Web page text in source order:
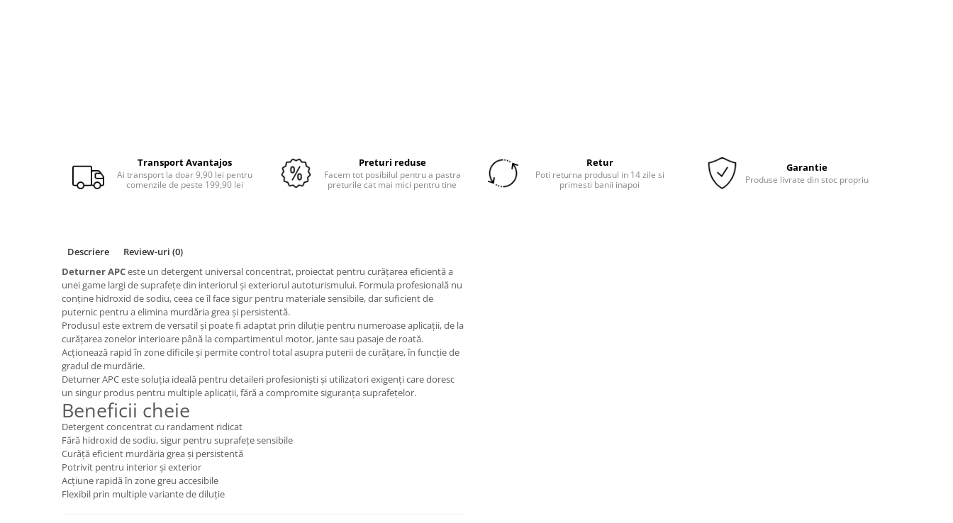
Facebook
Transport Avantajos
Ai transport la doar 9,90 lei pentru
comenzile de peste 199,90 lei
Preturi reduse
Facem tot posibilul pentru a pastra
preturile cat mai mici pentru tine
Retur
Poti returna produsul in 14 zile si
primesti banii inapoi
Garantie
Produse livrate din stoc propriu
Descriere Review-uri (0)
Deturner APCeste un detergent universal concentrat, proiectat pentru curățarea eficientă a
unei game largi de suprafețe din interiorul și exteriorul autoturismului. Formula profesională nu
conține hidroxid de sodiu, ceea ce îl face sigur pentru materiale sensibile, dar suficient de
puternic pentru a elimina murdăria grea și persistentă.
Produsul este extrem de versatil și poate fi adaptat prin diluție pentru numeroase aplicații, de la
curățarea zonelor interioare până la compartimentul motor, jante sau pasaje de roată.
Acționează rapid în zone dificile și permite control total asupra puterii de curățare, în funcție de
gradul de murdărie.
Deturner APC este soluția ideală pentru detaileri profesioniști și utilizatori exigenți care doresc
un singur produs pentru multiple aplicații, fără a compromite siguranța suprafețelor.
Beneficii cheie
Detergent concentrat cu randament ridicat
Fără hidroxid de sodiu, sigur pentru suprafețe sensibile
Curăță eficient murdăria grea și persistentă
Potrivit pentru interior și exterior
Acțiune rapidă în zone greu accesibile
Flexibil prin multiple variante de diluție